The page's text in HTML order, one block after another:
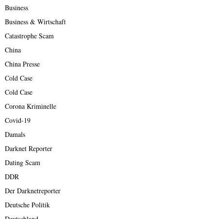
Business
Business & Wirtschaft
Catastrophe Scam
China
China Presse
Cold Case
Cold Case
Corona Kriminelle
Covid-19
Damals
Darknet Reporter
Dating Scam
DDR
Der Darknetreporter
Deutsche Politik